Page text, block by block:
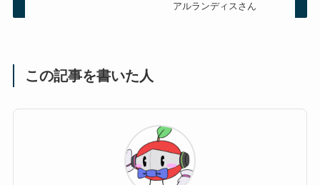
アルランディスさん
この記事を書いた人